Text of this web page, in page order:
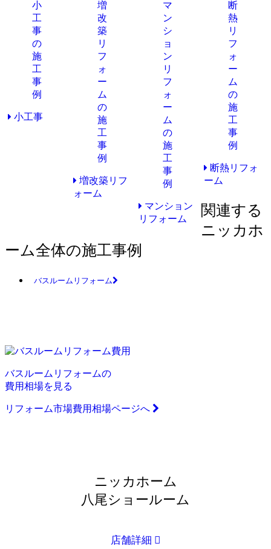
小工事
増改築リフ
ォーム
マンション
リフォーム
断熱リフォ
ーム
関連する
ニッカホ
ーム全体の施工事例
バスルームリフォーム
バスルームリフォームの
費用相場を見る
リフォーム市場費用相場ページへ
ニッカホーム
八尾ショールーム
店舗詳細